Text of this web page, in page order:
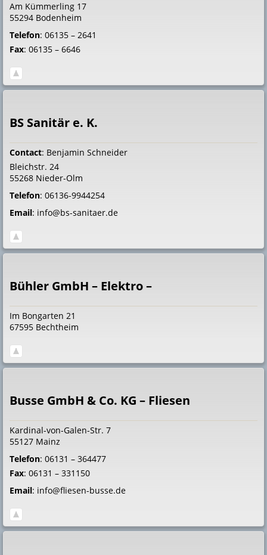
Am Kümmerling 17
55294 Bodenheim
Telefon: 06135 – 2641
Fax: 06135 – 6646
BS Sanitär e. K.
Contact: Benjamin Schneider
Bleichstr. 24
55268 Nieder-Olm
Telefon: 06136-9944254
Email: info@bs-sanitaer.de
Bühler GmbH – Elektro –
Im Bongarten 21
67595 Bechtheim
Busse GmbH & Co. KG – Fliesen
Kardinal-von-Galen-Str. 7
55127 Mainz
Telefon: 06131 – 364477
Fax: 06131 – 331150
Email: info@fliesen-busse.de